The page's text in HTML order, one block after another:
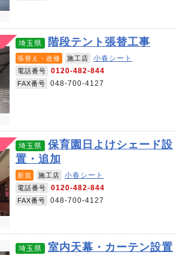
埼玉県 階段テント張替工事
張替え・改修 施工店 小春シート
電話番号 0120-482-844
FAX番号 048-700-4127
埼玉県
保育園日よけシェード設
置・追加
新規 施工店 小春シート
電話番号 0120-482-844
FAX番号 048-700-4127
埼玉県
室内天幕・カーテン設置